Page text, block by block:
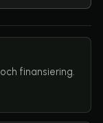
finansiering.